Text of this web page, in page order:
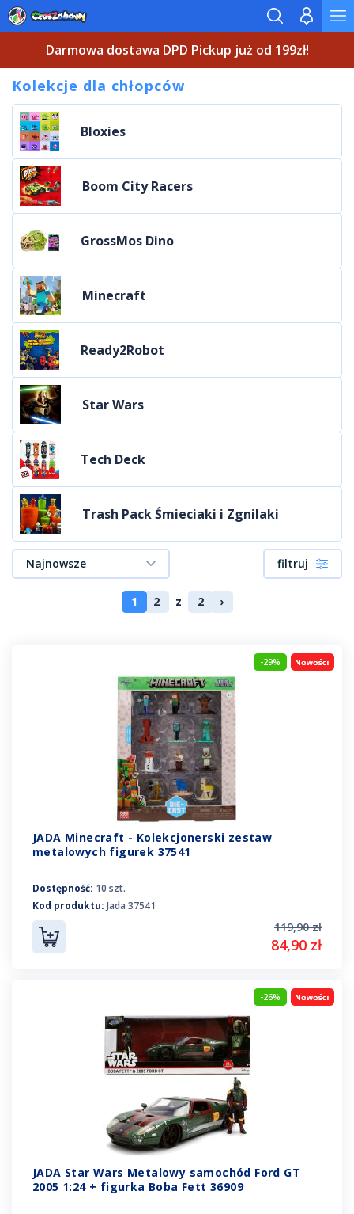
Darmowa dostawa DPD Pickup już od 199zł!
Kolekcje dla chłopców
Bloxies
Boom City Racers
GrossMos Dino
Minecraft
Ready2Robot
Star Wars
Tech Deck
Trash Pack Śmieciaki i Zgnilaki
Najnowsze filtruj
1 2 z 2 ›
-29%
JADA Minecraft - Kolekcjonerski zestaw
metalowych figurek 37541
Dostępność: 10 szt.
Kod produktu: Jada 37541
119,90 zł
84,90 zł
-26%
JADA Star Wars Metalowy samochód Ford GT
2005 1:24 + figurka Boba Fett 36909